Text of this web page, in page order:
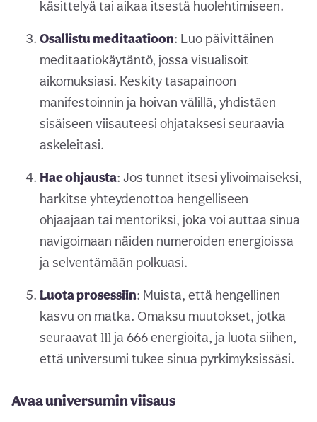
käsittelyä tai aikaa itsestä huolehtimiseen.
Osallistu meditaatioon: Luo päivittäinen
meditaatiokäytäntö, jossa visualisoit
aikomuksiasi. Keskity tasapainoon
manifestoinnin ja hoivan välillä, yhdistäen
sisäiseen viisauteesi ohjataksesi seuraavia
askeleitasi.
Hae ohjausta: Jos tunnet itsesi ylivoimaiseksi,
harkitse yhteydenottoa hengelliseen
ohjaajaan tai mentoriksi, joka voi auttaa sinua
navigoimaan näiden numeroiden energioissa
ja selventämään polkuasi.
Luota prosessiin: Muista, että hengellinen
kasvu on matka. Omaksu muutokset, jotka
seuraavat 111 ja 666 energioita, ja luota siihen,
että universumi tukee sinua pyrkimyksissäsi.
Avaa universumin viisaus